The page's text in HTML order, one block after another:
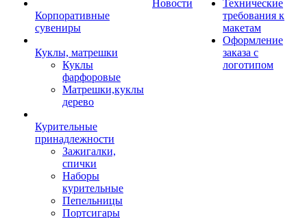
Корпоративные
сувениры
Куклы, матрешки
Куклы
фарфоровые
Матрешки,куклы
дерево
Курительные
принадлежности
Зажигалки,
спички
Наборы
курительные
Пепельницы
Портсигары
Новости
Технические
требования к
макетам
Оформление
заказа с
логотипом